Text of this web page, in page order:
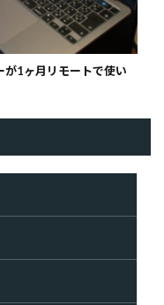
1ヶ月リモートで使い